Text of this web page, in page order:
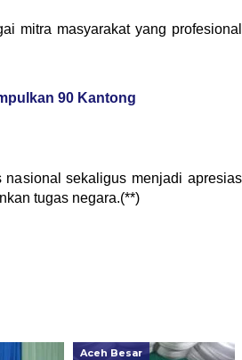
mitra masyarakat yang
90 Kantong
sekaligus menjadi
tugas negara.(**)
Aceh Besar